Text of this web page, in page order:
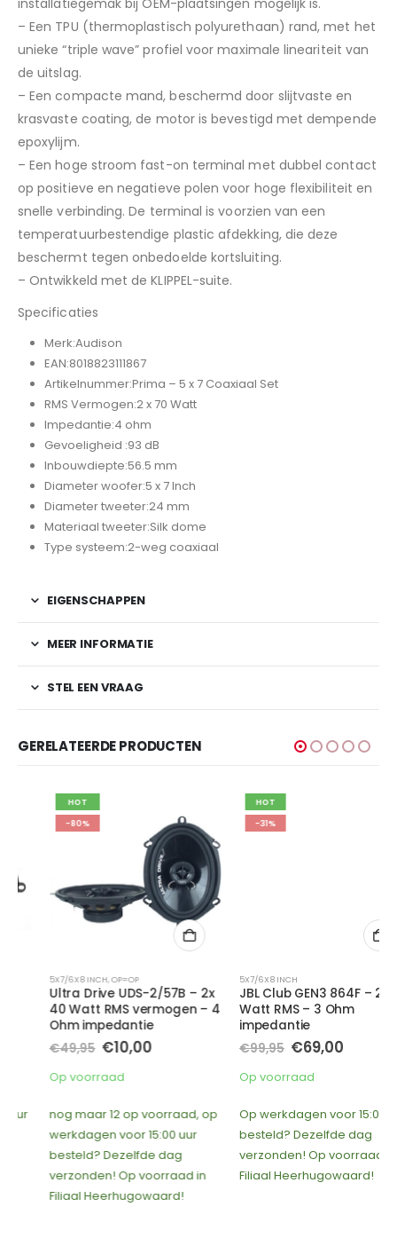
installatiegemak bij OEM-plaatsingen mogelijk is.
– Een TPU (thermoplastisch polyurethaan) rand, met het
unieke “triple wave” profiel voor maximale lineariteit van
de uitslag.
– Een compacte mand, beschermd door slijtvaste en
krasvaste coating, de motor is bevestigd met dempende
epoxylijm.
– Een hoge stroom fast-on terminal met dubbel contact
op positieve en negatieve polen voor hoge flexibiliteit en
snelle verbinding. De terminal is voorzien van een
temperatuurbestendige plastic afdekking, die deze
beschermt tegen onbedoelde kortsluiting.
– Ontwikkeld met de KLIPPEL-suite.
Specificaties
Merk:Audison
EAN:8018823111867
Artikelnummer:Prima – 5 x 7 Coaxiaal Set
RMS Vermogen:2 x 70 Watt
Impedantie:4 ohm
Gevoeligheid :93 dB
Inbouwdiepte:56.5 mm
Diameter woofer:5 x 7 Inch
Diameter tweeter:24 mm
Materiaal tweeter:Silk dome
Type systeem:2-weg coaxiaal
EIGENSCHAPPEN
MEER INFORMATIE
STEL EEN VRAAG
GERELATEERDE PRODUCTEN
5X7/6X8 INCH,OP=OP
Ultra Drive UDS-2/57B – 2x
40 Watt RMS vermogen – 4
Ohm impedantie
49,95 Oorspronkelijke
prijs
was:
€10,00Huidige
prijs
is:
Op voorraad
nog maar 12 op voorraad, op
werkdagen voor 15:00 uur
besteld? Dezelfde dag
verzonden! Op voorraad in
Filiaal Heerhugowaard!
5X7/6X8 INCH
JBL Club GEN3 864F – 2x 60
Watt RMS – 3 Ohm
impedantie
99,95 Oorspronkelijke
prijs
was:
€69,00Huidige
prijs
is:
Op voorraad
Op werkdagen voor 15:00 uur
besteld? Dezelfde dag
verzonden! Op voorraad in
Filiaal Heerhugowaard!